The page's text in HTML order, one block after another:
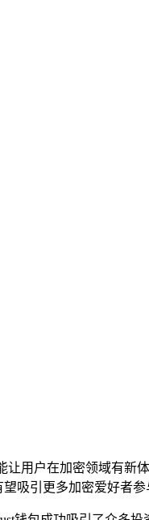
让用户在加密领域有新
吸引更多加密爱好者参